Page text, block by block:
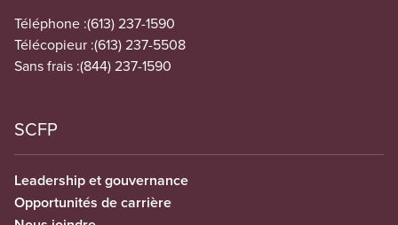
Téléphone :(613) 237-1590
Télécopieur :(613) 237-5508
Sans frais :(844) 237-1590
SCFP
Leadership et gouvernance
Opportunités de carrière